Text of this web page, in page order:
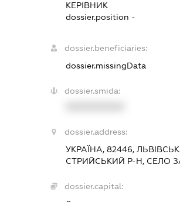
КЕРІВНИК
dossier.position -
dossier.beneficiaries:
dossier.missingData
dossier.smida:
dossier.address:
УКРАЇНА, 82446,
СТРИЙСЬКИЙ Р-Н, СЕЛО
dossier.capital: